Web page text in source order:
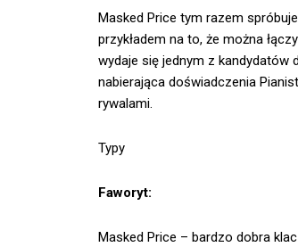
Masked Price tym razem
przykładem na to, że można
wydaje się jednym z kandydatów
nabierająca doświadczenia
rywalami.
Typy
Faworyt:
Masked Price – bardzo dobra